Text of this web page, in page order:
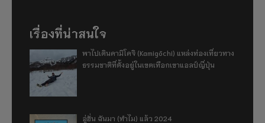
เรื่องที่น่าสนใจ
พาไปเดินคามิโคจิ (Kamigōchi) แหล่งท่องเที่ยวทาง
ธรรมชาติที่ตั้งอยู่ในเขตเทือกเขาแอลป์ญี่ปุ่น
อู่ฮั่น ฉันมา (ทำไม) แล้ว 2024